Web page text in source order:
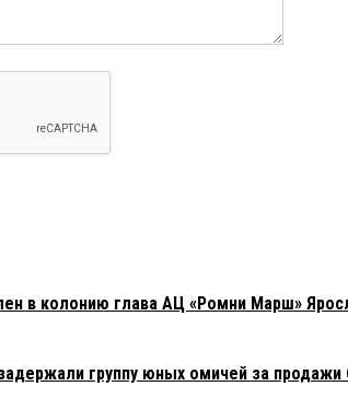
в колонию глава АЦ «Ромни Марш»
группу юных омичей за продажи